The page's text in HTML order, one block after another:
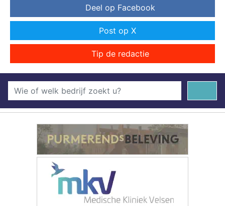
Deel op Facebook
Post op X
Tip de redactie